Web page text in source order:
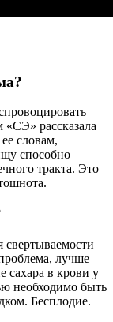
«СЭ» рассказала
словам,
способно
тракта. Это
лучше
сахара в крови у
необходимо быть
Бесплодие.